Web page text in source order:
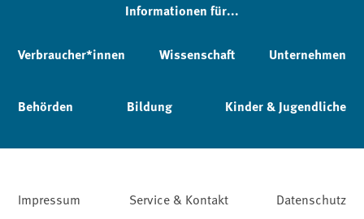
Informationen für...
Verbraucher*innen Wissenschaft Unternehmen
Behörden Bildung Kinder & Jugendliche
Impressum Service & Kontakt
Datenschutz